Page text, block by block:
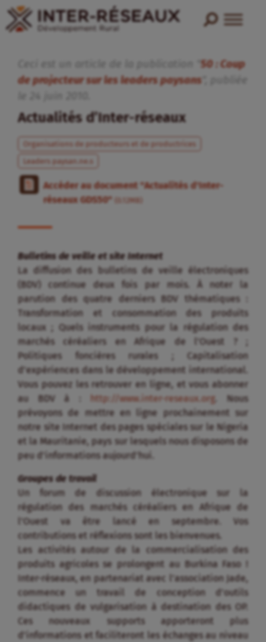
50 : Coup
de projecteur sur les leaders paysans
Actualités d’Inter-réseaux
Organisations de producteurs et de productrices
Leaders paysan.ne.s
Accéder au document "Actualités d'Inter-
réseaux GDS50"
(0.12MB)
Bulletins de veille et site Internet
La diffusion des bulletins de veille électroniques
(BDV) continue deux fois par mois. À noter la
parution des quatre derniers BDV thématiques :
Transformation et consommation des produits
locaux ; Quels instruments pour la régulation des
marchés céréaliers en Afrique de l’Ouest ? ;
Politiques foncières rurales ; Capitalisation
d’expériences dans le développement international.
Vous pouvez les retrouver en ligne, et vous abonner
au BDV à :
http://www.inter-reseaux.org . Nous
prévoyons de mettre en ligne prochainement sur
notre site Internet des pages spéciales sur le Nigeria
et la Mauritanie, pays sur lesquels nous disposons de
peu d’informations aujourd’hui.
Groupes de travail
Un forum de discussion électronique sur la
régulation des marchés céréaliers en Afrique de
l’Ouest va être lancé en septembre. Vos
contributions et réflexions sont les bienvenues.
Les activités autour de la commercialisation des
produits agricoles se prolongent au Burkina Faso !
Inter-réseaux, en partenariat avec l’association Jade,
commence un travail de conception d’outils
didactiques de vulgarisation à destination des OP.
Ces nouveaux supports apporteront plus
d’informations et faciliteront les échanges au niveau